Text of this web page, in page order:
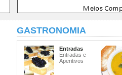
GASTRONOMIA
Entradas
Entradas e
Aperitivos